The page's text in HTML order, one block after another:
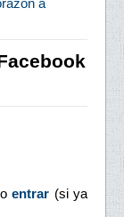
entrar (si ya